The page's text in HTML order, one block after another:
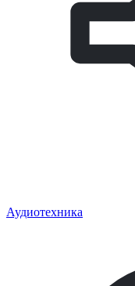
Аудиотехника